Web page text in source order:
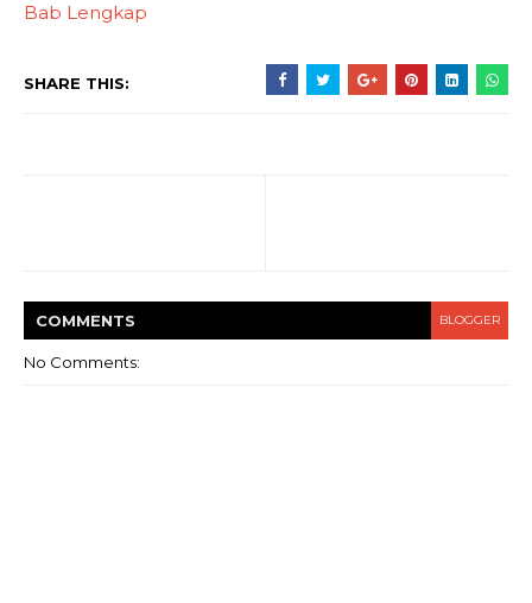
Bab Lengkap
SHARE THIS:
COMMENTS BLOGGER
No Comments: